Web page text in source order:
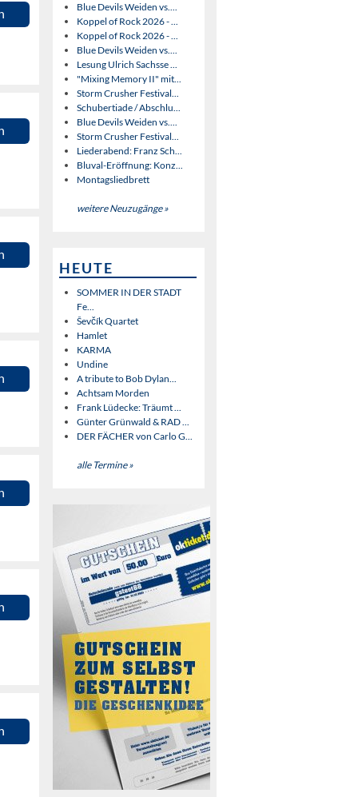
Blue Devils Weiden vs....
Koppel of Rock 2026 - ...
Koppel of Rock 2026 - ...
Blue Devils Weiden vs....
Lesung Ulrich Sachsse ...
"Mixing Memory II" mit...
Storm Crusher Festival...
Schubertiade / Abschlu...
Blue Devils Weiden vs....
Storm Crusher Festival...
Liederabend: Franz Sch...
Bluval-Eröffnung: Konz...
Montagsliedbrett
weitere Neuzugänge »
HEUTE
SOMMER IN DER STADT
Fe...
Ševčík Quartet
Hamlet
KARMA
Undine
A tribute to Bob Dylan...
Achtsam Morden
Frank Lüdecke: Träumt ...
Günter Grünwald & RAD ...
DER FÄCHER von Carlo G...
alle Termine »